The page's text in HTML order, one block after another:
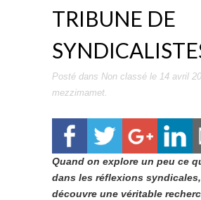
TRIBUNE DE
Posté dans Non classé le 14 avril
mezzimamet.
Quand on explore un peu ce
dans les réflexions
découvre une véritable